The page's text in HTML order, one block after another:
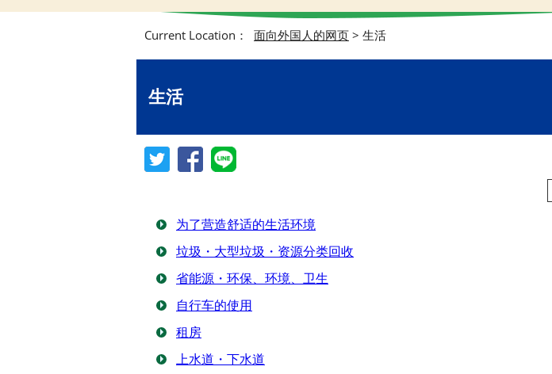
Current Location： 面向外国人的网页 > 生活
生活
为了营造舒适的生活环境
垃圾・大型垃圾・资源分类回收
省能源・环保、环境、卫生
自行车的使用
租房
上水道・下水道